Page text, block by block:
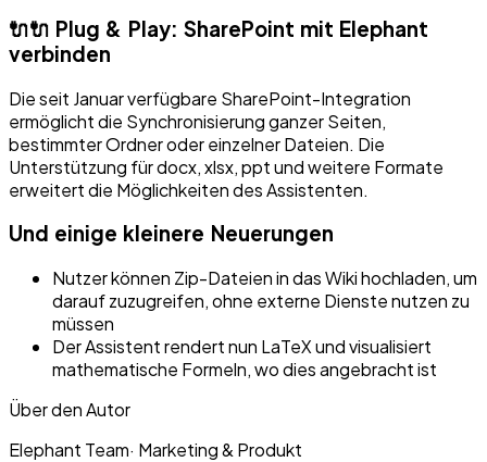
🔌🔌 Plug & Play: SharePoint mit Elephant
verbinden
Die seit Januar verfügbare SharePoint-Integration
ermöglicht die Synchronisierung ganzer Seiten,
bestimmter Ordner oder einzelner Dateien. Die
Unterstützung für docx, xlsx, ppt und weitere Formate
erweitert die Möglichkeiten des Assistenten.
Und einige kleinere Neuerungen
Nutzer können Zip-Dateien in das Wiki hochladen, um
darauf zuzugreifen, ohne externe Dienste nutzen zu
müssen
Der Assistent rendert nun LaTeX und visualisiert
mathematische Formeln, wo dies angebracht ist
Über den Autor
Elephant Team· Marketing & Produkt